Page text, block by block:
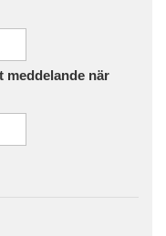
meddelande när